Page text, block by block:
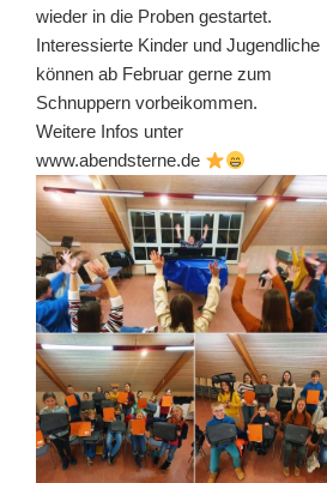
wieder in die Proben gestartet.
Interessierte Kinder und Jugendliche
können ab Februar gerne zum
Schnuppern vorbeikommen.
Weitere Infos unter
www.abendsterne.de